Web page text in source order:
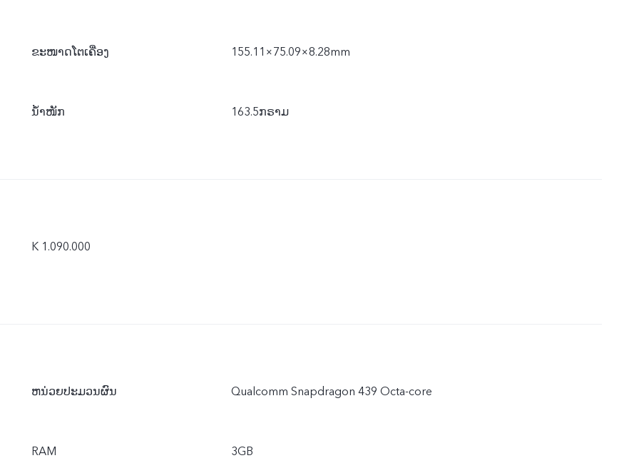
ຂະໜາດໂຕເຄື່ອງ 155.11×75.09×8.28mm
ນ້ຳໜັກ 163.5ກຣາມ
K 1.090.000
ຫນ່ວຍປະມວນຜົນ Qualcomm Snapdragon 439 Octa-core
RAM 3GB